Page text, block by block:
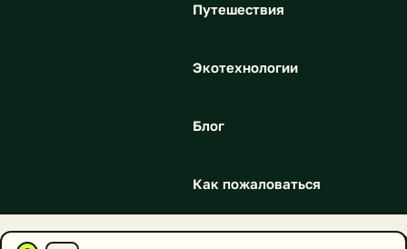
Путешествия
Экотехнологии
Блог
Как пожаловаться